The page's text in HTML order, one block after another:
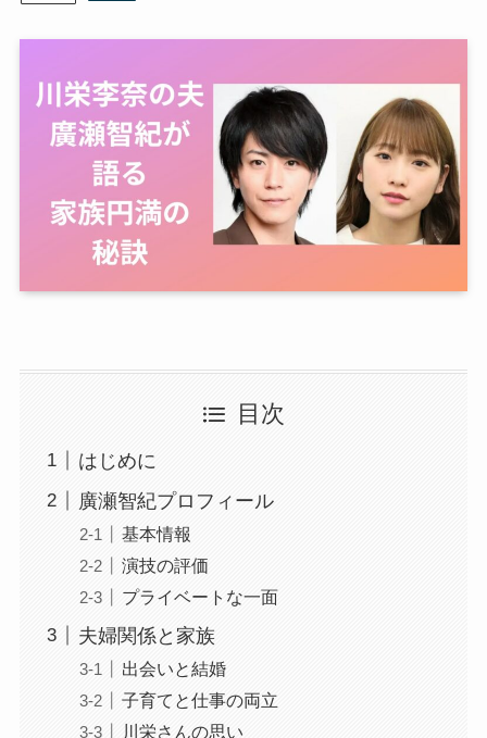
目次
はじめに
廣瀬智紀プロフィール
基本情報
演技の評価
プライベートな一面
夫婦関係と家族
出会いと結婚
子育てと仕事の両立
川栄さんの思い